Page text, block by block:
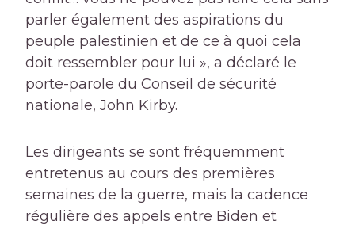
parler également des aspirations du
peuple palestinien et de ce à quoi cela
doit ressembler pour lui », a déclaré le
porte-parole du Conseil de sécurité
nationale, John Kirby.
Les dirigeants se sont fréquemment
entretenus au cours des premières
semaines de la guerre, mais la cadence
régulière des appels entre Biden et